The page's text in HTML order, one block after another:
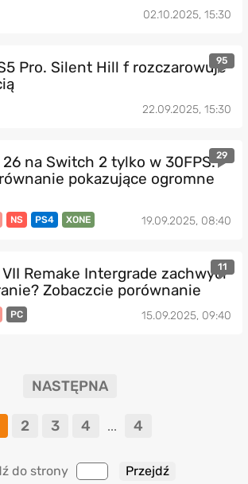
02.10.2025, 15:30
95
Pro. Silent Hill f rozczarowuje
22.09.2025, 15:30
29
26 na Switch 2 tylko w 30FPS.
pokazujące ogromne
NS PS4 XONE 19.09.2025, 08:40
11
Remake Intergrade zachwyci
Zobaczcie porównanie
PC 15.09.2025, 09:40
NASTĘPNA
2 3 4 ... 4
do strony